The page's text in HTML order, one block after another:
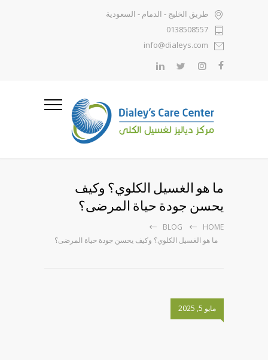
طريق الخليج - الدمام - السعودية
0138508557
info@dialeys.com
ما هو الغسيل الكلوي؟ وكيف
يحسن جودة حياة المرضى؟
HOME
BLOG
ما هو الغسيل الكلوي؟ وكيف يحسن جودة حياة المرضى؟
مايو 5, 2025